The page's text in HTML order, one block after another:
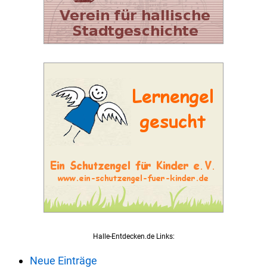
Halle-Entdecken.de Links:
Neue Einträge